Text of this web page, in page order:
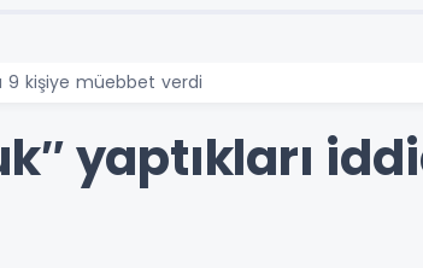
9 kişiye müebbet verdi
yaptıkları